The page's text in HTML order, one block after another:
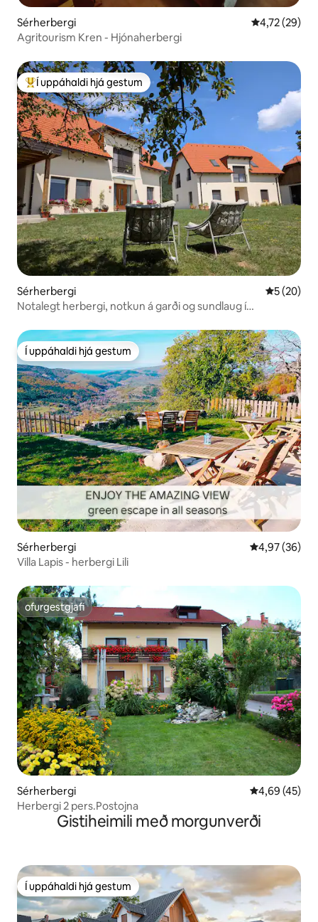
Sérherbergi 4,72 af 5 í
4,72 (29)
Agritourism Kren - Hjónaherbergi
Í mestu uppáhaldi hjá gestum
Í uppáhaldi hjá gestum
Sérherbergi 5 af 5 í
5 (20)
Notalegt herbergi, notkun á garði og sundlaug í
Í uppáhaldi hjá gestum
Í uppáhaldi hjá gestum
Sérherbergi 4,97 af 5 í
4,97 (36)
Villa Lapis - herbergi Lili
ofurgestgjafi
ofurgestgjafi
Sérherbergi 4,69 af 5 í
4,69 (45)
Herbergi 2 pers.Postojna
Gistiheimili með morgunverði
Í uppáhaldi hjá gestum
Í uppáhaldi hjá gestum